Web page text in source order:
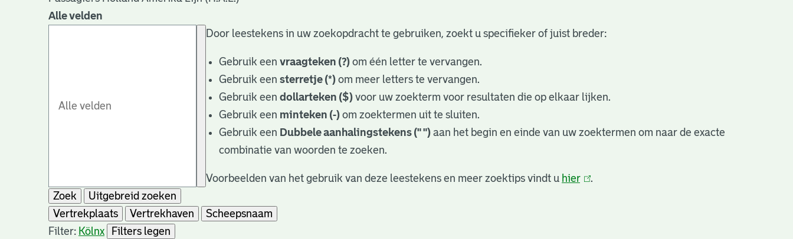
Alle velden
Door leestekens in uw zoekopdracht te gebruiken, zoekt u specifieker of juist breder:
Gebruik eenvraagteken (?) om één letter te vervangen.
Gebruik eensterretje (*) om meer letters te vervangen.
Gebruik eendollarteken ($) voor uw zoekterm voor resultaten die op elkaar lijken.
Gebruik een minteken (-) om zoektermen uit te sluiten.
Gebruik een Dubbele aanhalingstekens (" ") aan het begin en einde van uw zoektermen om naar de exacte
combinatie van woorden te zoeken.
Voorbeelden van het gebruik van deze leestekens en meer zoektips vindt u hier(link
.
Zoek
Uitgebreid zoeken
Vertrekplaats
Vertrekhaven
Scheepsnaam
Filter: Kölnx
Filters legen